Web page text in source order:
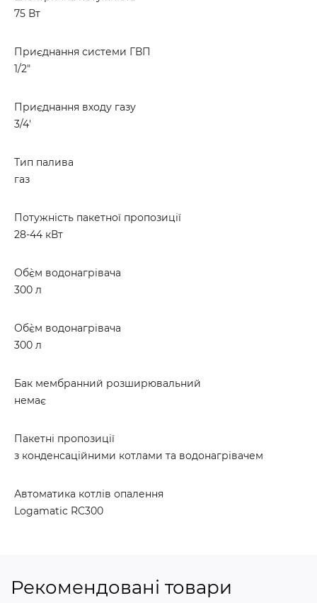
75 Вт
Приєднання системи ГВП
1/2"
Приєднання входу газу
3/4'
Тип палива
газ
Потужність пакетної пропозиції
28-44 кВт
Об`єм водонагрівача
300 л
Об`єм водонагрівача
300 л
Бак мембранний розширювальний
немає
Пакетні пропозиції
з конденсаційними котлами та водонагрівачем
Автоматика котлів опалення
Logamatic RC300
Рекомендовані товари